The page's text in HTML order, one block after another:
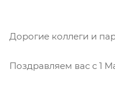
Дорогие коллеги и
Поздравляем вас с 1